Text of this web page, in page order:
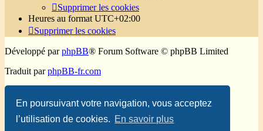
En poursuivant votre navigation, vous acceptez
l’utilisation de cookies. En savoir plus
Supprimer les cookies
Heures au format UTC+02:00
Supprimer les cookies
Développé parphpBB® Forum Software © phpBB Limited
Traduit parphpBB-fr.com
Confidentialité